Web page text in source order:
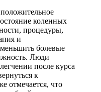
коленных
процедуры,
и
болевые
Люди
после курса
к
отмечается, что